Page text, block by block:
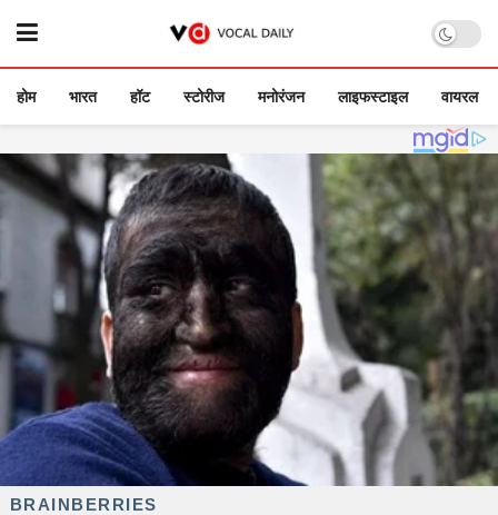
होम भारत हॉट स्टोरीज मनोरंजन लाइफस्टाइल वायरल